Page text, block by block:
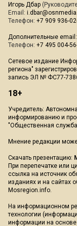
Игорь Дбар
Email:
Телефон: +7 909 936-
Дополнительные email:
Телефон: +7 495 004-
Сетевое издание
региона"
запись ЭЛ № ФС77-
18+
Учредитель:
информированию и
"Общественная
Мнение редакции
Скачать презентацию:
При перепечатке или
ссылка на источник
изданиях и на сайтах
Mosregion.info.
На информационном
технологии
информации на основе